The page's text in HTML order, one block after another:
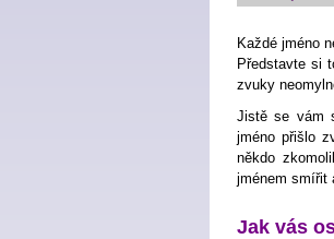
Každé jméno
Představte si
zvuky
Jistě se vám
jméno přišlo
někdo
jménem smířit
Jak vás